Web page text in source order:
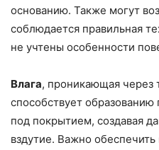
основанию. Также могут
соблюдается правильная
не учтены особенности
Влага, проникающая
способствует
под покрытием, создавая
вздутие. Важно